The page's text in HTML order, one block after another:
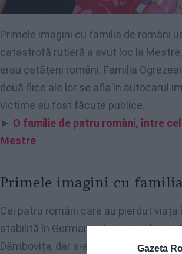
Gazeta
Primele imagini cu familia de români
catastrofă rutieră a avut loc la
erau cetățeni români. Familia
două fiice ale lor se afla în autocarul
victime au fost făcute publice.
► O familie de patru români, între
Mestre
Primele imagini cu
Cei patru români care au pierdut
stabilită în Germania de mai mulți
Dâmbovița, dar s-au stabilit în